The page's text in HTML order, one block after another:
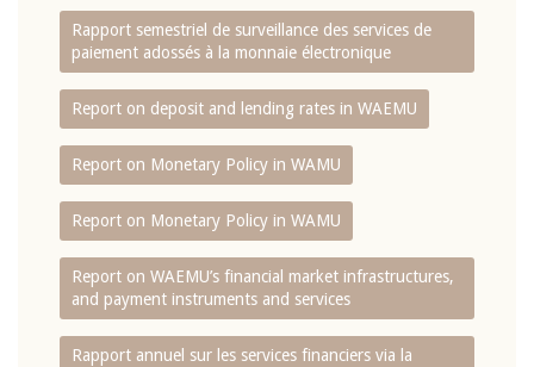
Rapport semestriel de surveillance des services de
paiement adossés à la monnaie électronique
Report on deposit and lending rates in WAEMU
Report on Monetary Policy in WAMU
Report on Monetary Policy in WAMU
Report on WAEMU’s financial market infrastructures,
and payment instruments and services
Rapport annuel sur les services financiers via la